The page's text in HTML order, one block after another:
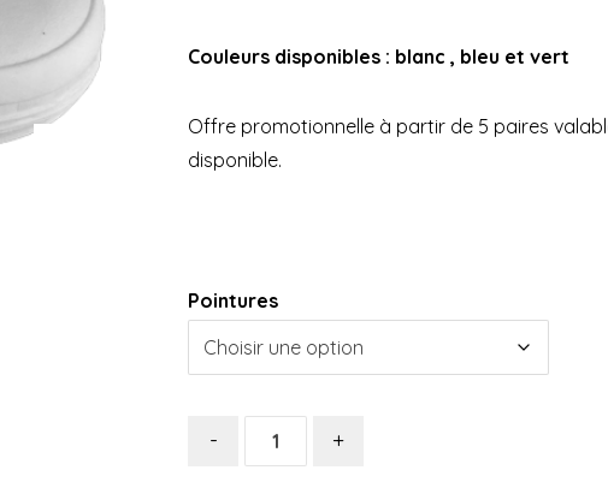
Couleurs disponibles : blanc , bleu et vert
Offre promotionnelle à partir de 5 paires
disponible.
Pointures
- +